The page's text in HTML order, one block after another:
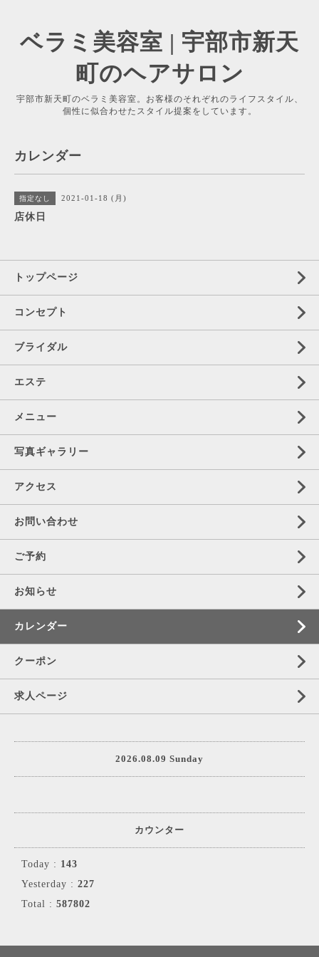
ベラミ美容室 | 宇部市新天
町のヘアサロン
宇部市新天町のベラミ美容室。お客様のそれぞれのライフスタイル、
個性に似合わせたスタイル提案をしています。
カレンダー
指定なし 2021-01-18 (月)
店休日
トップページ
コンセプト
ブライダル
エステ
メニュー
写真ギャラリー
アクセス
お問い合わせ
ご予約
お知らせ
カレンダー
クーポン
求人ページ
2026.08.09 Sunday
カウンター
Today : 143
Yesterday : 227
Total : 587802